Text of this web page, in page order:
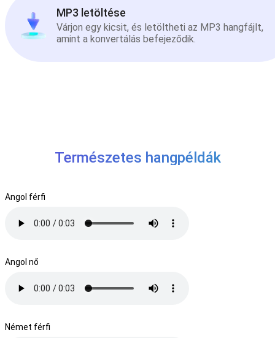
MP3 letöltése
Várjon egy kicsit, és letöltheti az MP3 hangfájlt,
amint a konvertálás befejeződik.
Természetes hangpéldák
Angol férfi
Angol nő
Német férfi